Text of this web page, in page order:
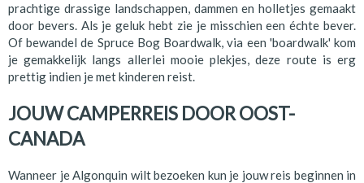
prachtige drassige landschappen, dammen en holletjes gemaakt
door bevers. Als je geluk hebt zie je misschien een échte bever.
Of bewandel de Spruce Bog Boardwalk, via een 'boardwalk' kom
je gemakkelijk langs allerlei mooie plekjes, deze route is erg
prettig indien je met kinderen reist.
JOUW CAMPERREIS DOOR OOST-
CANADA
Wanneer je Algonquin wilt bezoeken kun je jouw reis beginnen in